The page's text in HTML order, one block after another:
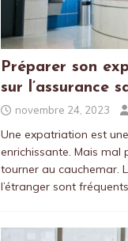
Préparer son
sur l’assurance
novembre 24, 2023
Une expatriation est
enrichissante. Mais mal
tourner au cauchemar.
l’étranger sont